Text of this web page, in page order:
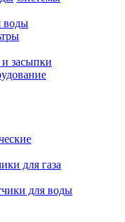
воды
засыпки
для газа
для воды